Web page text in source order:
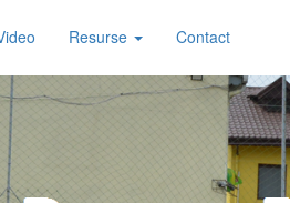
Resurse Contact